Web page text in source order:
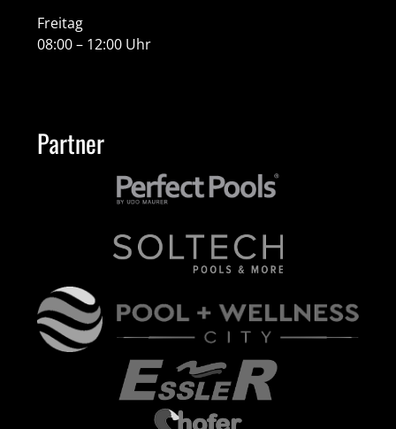
Freitag
08:00 – 12:00 Uhr
Partner